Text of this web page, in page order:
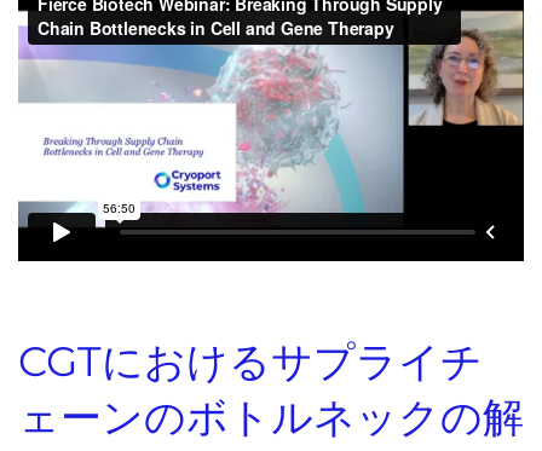
CGTにおけるサプライチ
ェーンのボトルネックの解